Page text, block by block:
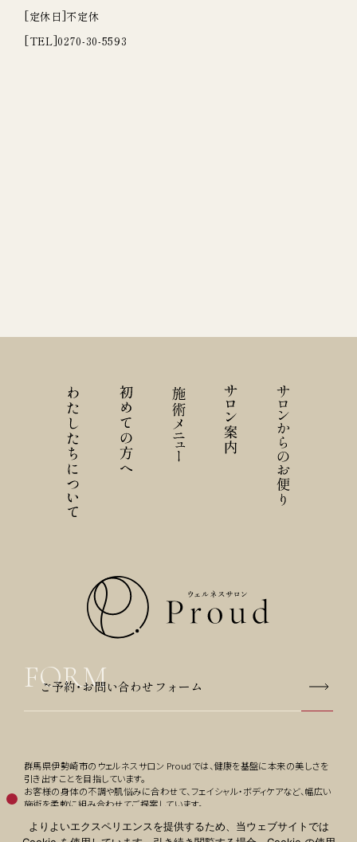
[定休日]不定休
[TEL]0270-30-5593
ご予約・お問い合わせフォーム
群馬県伊勢崎市のウェルネスサロン Proudでは、健康を基盤に本来の美しさを
引き出すことを目指しています。
お客様の身体の不調や肌悩みに合わせて、フェイシャル・ボディケアなど、幅広い
施術を柔軟に組み合わせてご提案しています。
このサイトはreCAPTCHAによって保護されており、Googleの
よりよいエクスペリエンスを提供するため、当ウェブサイトでは